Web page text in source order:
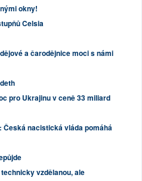
okny!
Celsia
a čarodějnice moci s námi
pro Ukrajinu v ceně 33 miliard
Česká nacistická vláda pomáhá
vzdělanou, ale